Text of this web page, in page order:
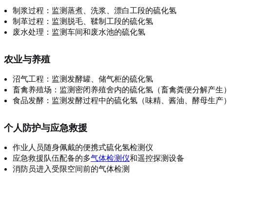
制浆过程：监测蒸煮、洗浆、漂白工段的硫化氢
制革过程：监测脱毛、鞣制工段的硫化氢
废水处理：监测车间和废水池的硫化氢
农业与养殖
沼气工程：监测发酵罐、储气柜的硫化氢
畜禽养殖场：监测密闭养殖舍内的硫化氢（畜禽粪便分解产生）
食品发酵：监测发酵过程中的硫化氢（味精、酱油、酵母生产）
个人防护与应急救援
作业人员随身佩戴的便携式硫化氢检测仪
应急救援队伍配备的多气体检测仪和遥控探测设备
消防员进入受限空间前的气体检测